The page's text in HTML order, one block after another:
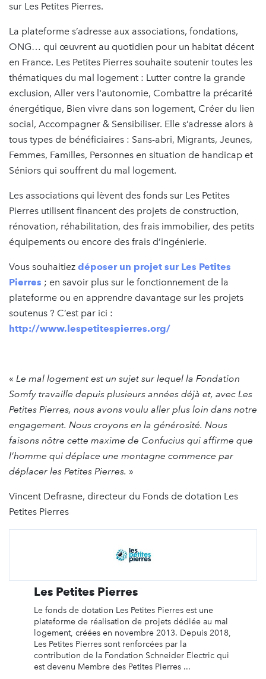
sur Les Petites Pierres.
La plateforme s’adresse aux associations, fondations,
ONG… qui œuvrent au quotidien pour un habitat décent
en France. Les Petites Pierres souhaite soutenir toutes les
thématiques du mal logement : Lutter contre la grande
exclusion, Aller vers l'autonomie, Combattre la précarité
énergétique, Bien vivre dans son logement, Créer du lien
social, Accompagner & Sensibiliser. Elle s’adresse alors à
tous types de bénéficiaires : Sans-abri, Migrants, Jeunes,
Femmes, Familles, Personnes en situation de handicap et
Séniors qui souffrent du mal logement.
Les associations qui lèvent des fonds sur Les Petites
Pierres utilisent financent des projets de construction,
rénovation, réhabilitation, des frais immobilier, des petits
équipements ou encore des frais d’ingénierie.
Vous souhaitiez déposer un projet sur Les Petites
Pierres ; en savoir plus sur le fonctionnement de la
plateforme ou en apprendre davantage sur les projets
soutenus ? C’est par ici :
http://www.lespetitespierres.org/
« Le mal logement est un sujet sur lequel la Fondation
Somfy travaille depuis plusieurs années déjà et, avec Les
Petites Pierres, nous avons voulu aller plus loin dans notre
engagement. Nous croyons en la générosité. Nous
faisons nôtre cette maxime de Confucius qui affirme que
l’homme qui déplace une montagne commence par
déplacer les Petites Pierres. »
Vincent Defrasne, directeur du Fonds de dotation Les
Petites Pierres
Les Petites Pierres
Le fonds de dotation Les Petites Pierres est une
plateforme de réalisation de projets dédiée au mal
logement, créées en novembre 2013. Depuis 2018,
Les Petites Pierres sont renforcées par la
contribution de la Fondation Schneider Electric qui
est devenu Membre des Petites Pierres ...